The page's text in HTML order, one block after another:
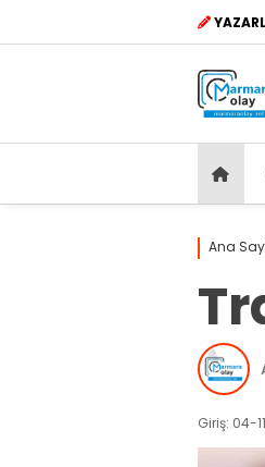
Ana
Giriş: 04-